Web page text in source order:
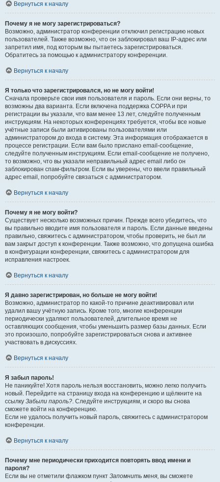
Вернуться к началу
Почему я не могу зарегистрироваться?
Возможно, администратор конференции отключил регистрацию новых
пользователей. Также возможно, что он заблокировал ваш IP-адрес или
запретил имя, под которым вы пытаетесь зарегистрироваться.
Обратитесь за помощью к администратору конференции.
Вернуться к началу
Я только что зарегистрировался, но не могу войти!
Сначала проверьте свои имя пользователя и пароль. Если они верны, то
возможны два варианта. Если включена поддержка COPPA и при
регистрации вы указали, что вам менее 13 лет, следуйте полученным
инструкциям. На некоторых конференциях требуется, чтобы все новые
учётные записи были активированы пользователями или
администратором до входа в систему. Эта информация отображается в
процессе регистрации. Если вам было прислано email-сообщение,
следуйте полученным инструкциям. Если email-сообщение не получено,
то возможно, что вы указали неправильный адрес email либо он
заблокирован спам-фильтром. Если вы уверены, что ввели правильный
адрес email, попробуйте связаться с администратором.
Вернуться к началу
Почему я не могу войти?
Существует несколько возможных причин. Прежде всего убедитесь, что
вы правильно вводите имя пользователя и пароль. Если данные введены
правильно, свяжитесь с администратором, чтобы проверить, не был ли
вам закрыт доступ к конференции. Также возможно, что допущена ошибка
в конфигурации конференции, свяжитесь с администратором для
исправления настроек.
Вернуться к началу
Я давно зарегистрирован, но больше не могу войти!
Возможно, администратор по какой-то причине деактивировал или
удалил вашу учётную запись. Кроме того, многие конференции
периодически удаляют пользователей, длительное время не
оставляющих сообщения, чтобы уменьшить размер базы данных. Если
это произошло, попробуйте зарегистрироваться снова и активнее
участвовать в дискуссиях.
Вернуться к началу
Я забыл пароль!
Не паникуйте! Хотя пароль нельзя восстановить, можно легко получить
новый. Перейдите на страницу входа на конференцию и щёлкните на
ссылку Забыли пароль?. Следуйте инструкциям, и скоро вы снова
сможете войти на конференцию.
Если не удалось получить новый пароль, свяжитесь с администратором
конференции.
Вернуться к началу
Почему мне периодически приходится повторять ввод имени и
пароля?
Если вы не отметили флажком пункт Запомнить меня, вы сможете